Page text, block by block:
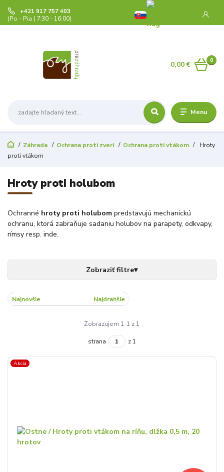
Menu
+421 917 757 403
(Po - Pia | 7:30 - 16:00)
0
0,00 €
Záhrada Ochrana proti zveri Ochrana proti vtákom
Hroty
proti vtákom
Hroty proti holubom
Ochranné hroty proti holubom predstavujú mechanickú
ochranu, ktorá zabraňuje sadaniu holubov na parapety, odkvapy,
rímsy resp. inde.
Najnovšie Najdrahšie
Zobrazujem 1-1 z 1
strana z 1
Akcia